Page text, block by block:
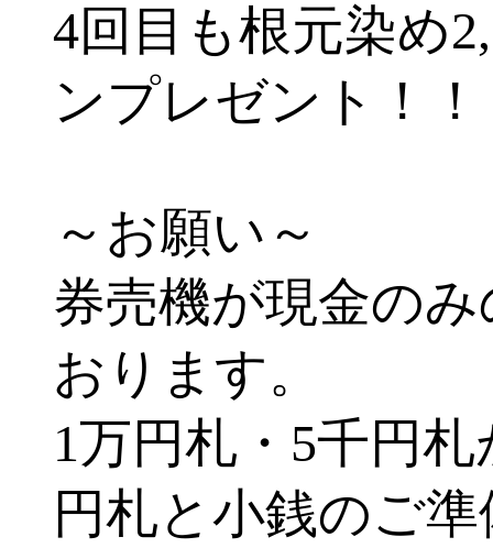
4回目も根元染め
ンプレゼント！！
～お願い～
券売機が現金の
おります。
1万円札・5千円
円札と小銭のご